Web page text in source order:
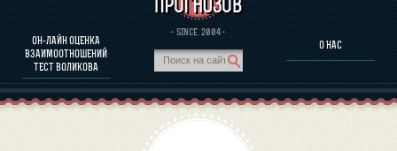
ОН-ЛАЙН ОЦЕНКА
ВЗАИМООТНОШЕНИЙ
ТЕСТ ВОЛИКОВА
· SINCE. 2004 ·
О НАС
ОЦЕНКА ХАРАКТЕРА ВЫДАЮЩИХСЯ ЛИЧНОСТЕЙ
О ПРОГРАММЕ
ПРОГНОЗЫ И АНАЛИТИКА